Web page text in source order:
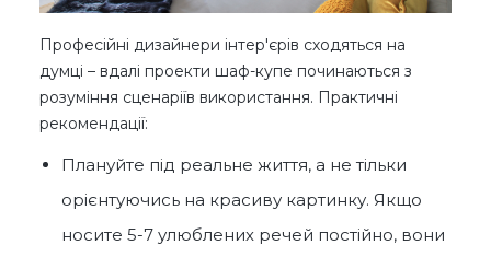
Професійні дизайнери інтер'єрів сходяться на
думці – вдалі проекти шаф-купе починаються з
розуміння сценаріїв використання. Практичні
рекомендації:
Плануйте під реальне життя, а не тільки
орієнтуючись на красиву картинку. Якщо
носите 5-7 улюблених речей постійно, вони